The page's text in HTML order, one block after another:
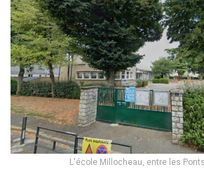
L'école Millocheau, entre les